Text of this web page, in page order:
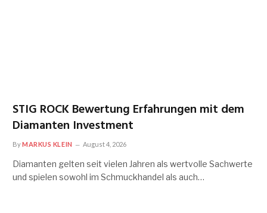
STIG ROCK Bewertung Erfahrungen mit dem
Diamanten Investment
ByMARKUS KLEIN August 4, 2026
Diamanten gelten seit vielen Jahren als wertvolle Sachwerte
und spielen sowohl im Schmuckhandel als auch…